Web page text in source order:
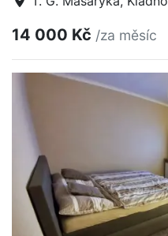
14 000 Kč /za měsíc